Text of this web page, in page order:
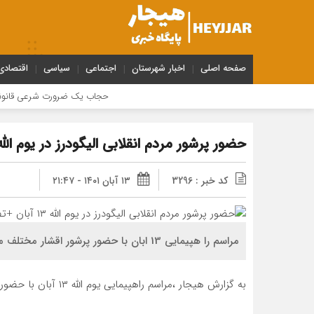
صفحه اصلی اخبار شهرستان اجتماعی سیاسی
حجاب یک ضرورت شرعی قانونی و
حضور پرشور مردم انقلابی الیگودرز در یوم الله ۱۳ آبان
کد خبر : 3296 ۱۳ آبان ۱۴۰۱ - ۲۱:۴۷
مراسم را هپیمایی 13 ابان با حضور پرشور اقشار مختلف مردم در الیگودرز برگزار شد .
به گزارش هیجار ،مراسم راهپیمایی یوم الله ۱۳ آبان با حضور پرشور مردم انقلابی در الیگودرز برگزار شد .